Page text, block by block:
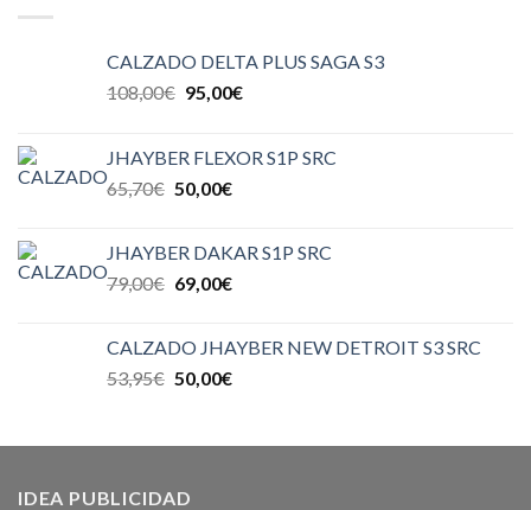
CALZADO DELTA PLUS SAGA S3
108,00€ 95,00€
JHAYBER FLEXOR S1P SRC
65,70€ 50,00€
JHAYBER DAKAR S1P SRC
79,00€ 69,00€
CALZADO JHAYBER NEW DETROIT S3 SRC
53,95€ 50,00€
IDEA PUBLICIDAD